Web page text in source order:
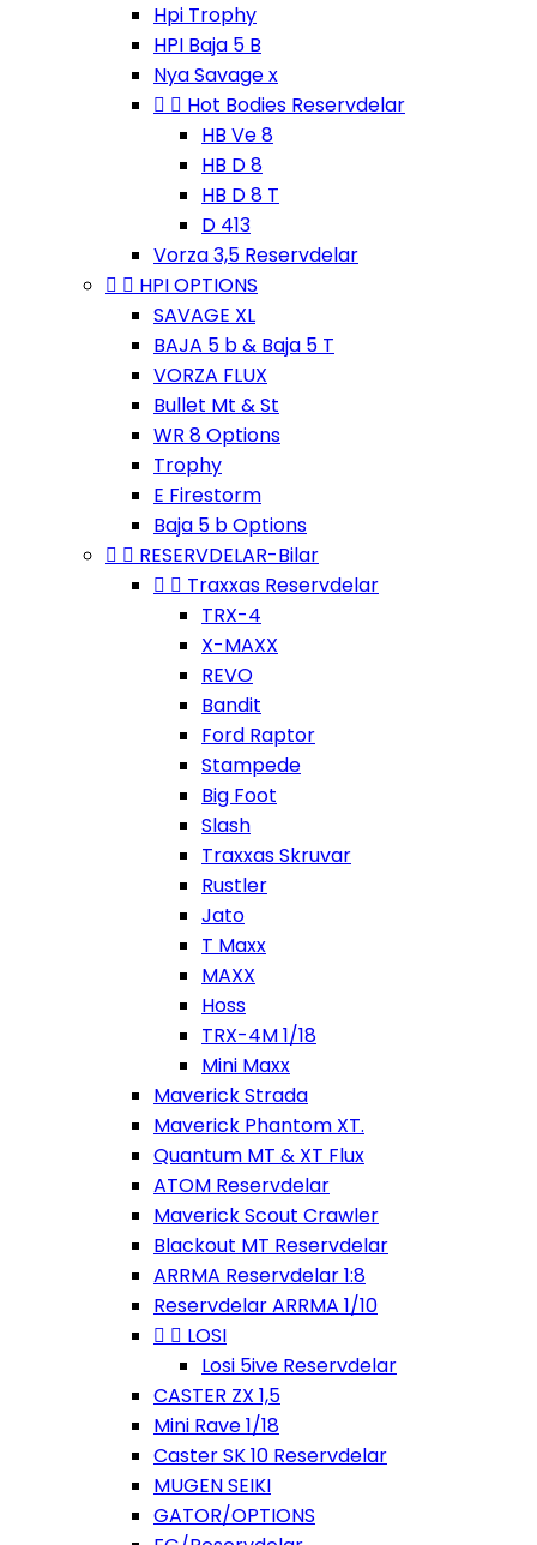
Hpi Trophy
HPI Baja 5 B
Nya Savage x
  Hot Bodies Reservdelar
HB Ve 8
HB D 8
HB D 8 T
D 413
Vorza 3,5 Reservdelar
  HPI OPTIONS
SAVAGE XL
BAJA 5 b & Baja 5 T
VORZA FLUX
Bullet Mt & St
WR 8 Options
Trophy
E Firestorm
Baja 5 b Options
  RESERVDELAR-Bilar
  Traxxas Reservdelar
TRX-4
X-MAXX
REVO
Bandit
Ford Raptor
Stampede
Big Foot
Slash
Traxxas Skruvar
Rustler
Jato
T Maxx
MAXX
Hoss
TRX-4M 1/18
Mini Maxx
Maverick Strada
Maverick Phantom XT.
Quantum MT & XT Flux
ATOM Reservdelar
Maverick Scout Crawler
Blackout MT Reservdelar
ARRMA Reservdelar 1:8
Reservdelar ARRMA 1/10
  LOSI
Losi 5ive Reservdelar
CASTER ZX 1,5
Mini Rave 1/18
Caster SK 10 Reservdelar
MUGEN SEIKI
GATOR/OPTIONS